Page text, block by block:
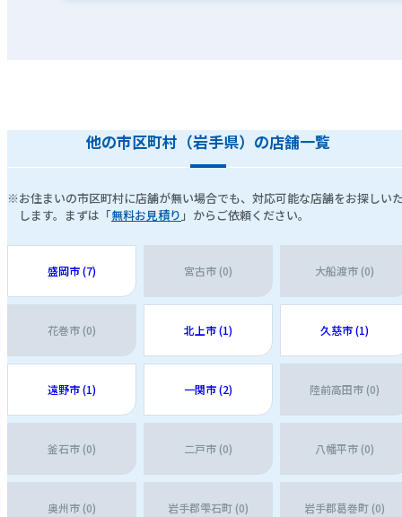
他の市区町村（岩手県）の店舗一覧
※お住まいの市区町村に店舗が無い場合でも、対応可能な店舗をお探しい
します。まずは「無料お見積り 」からご依頼ください。
盛岡市 (7) 宮古市 (0) 大船渡市 (0)
花巻市 (0) 北上市 (1) 久慈市 (1)
遠野市 (1) 一関市 (2) 陸前高田市 (0)
釜石市 (0) 二戸市 (0) 八幡平市 (0)
奥州市 (0) 岩手郡雫石町 (0) 岩手郡葛巻町 (0)